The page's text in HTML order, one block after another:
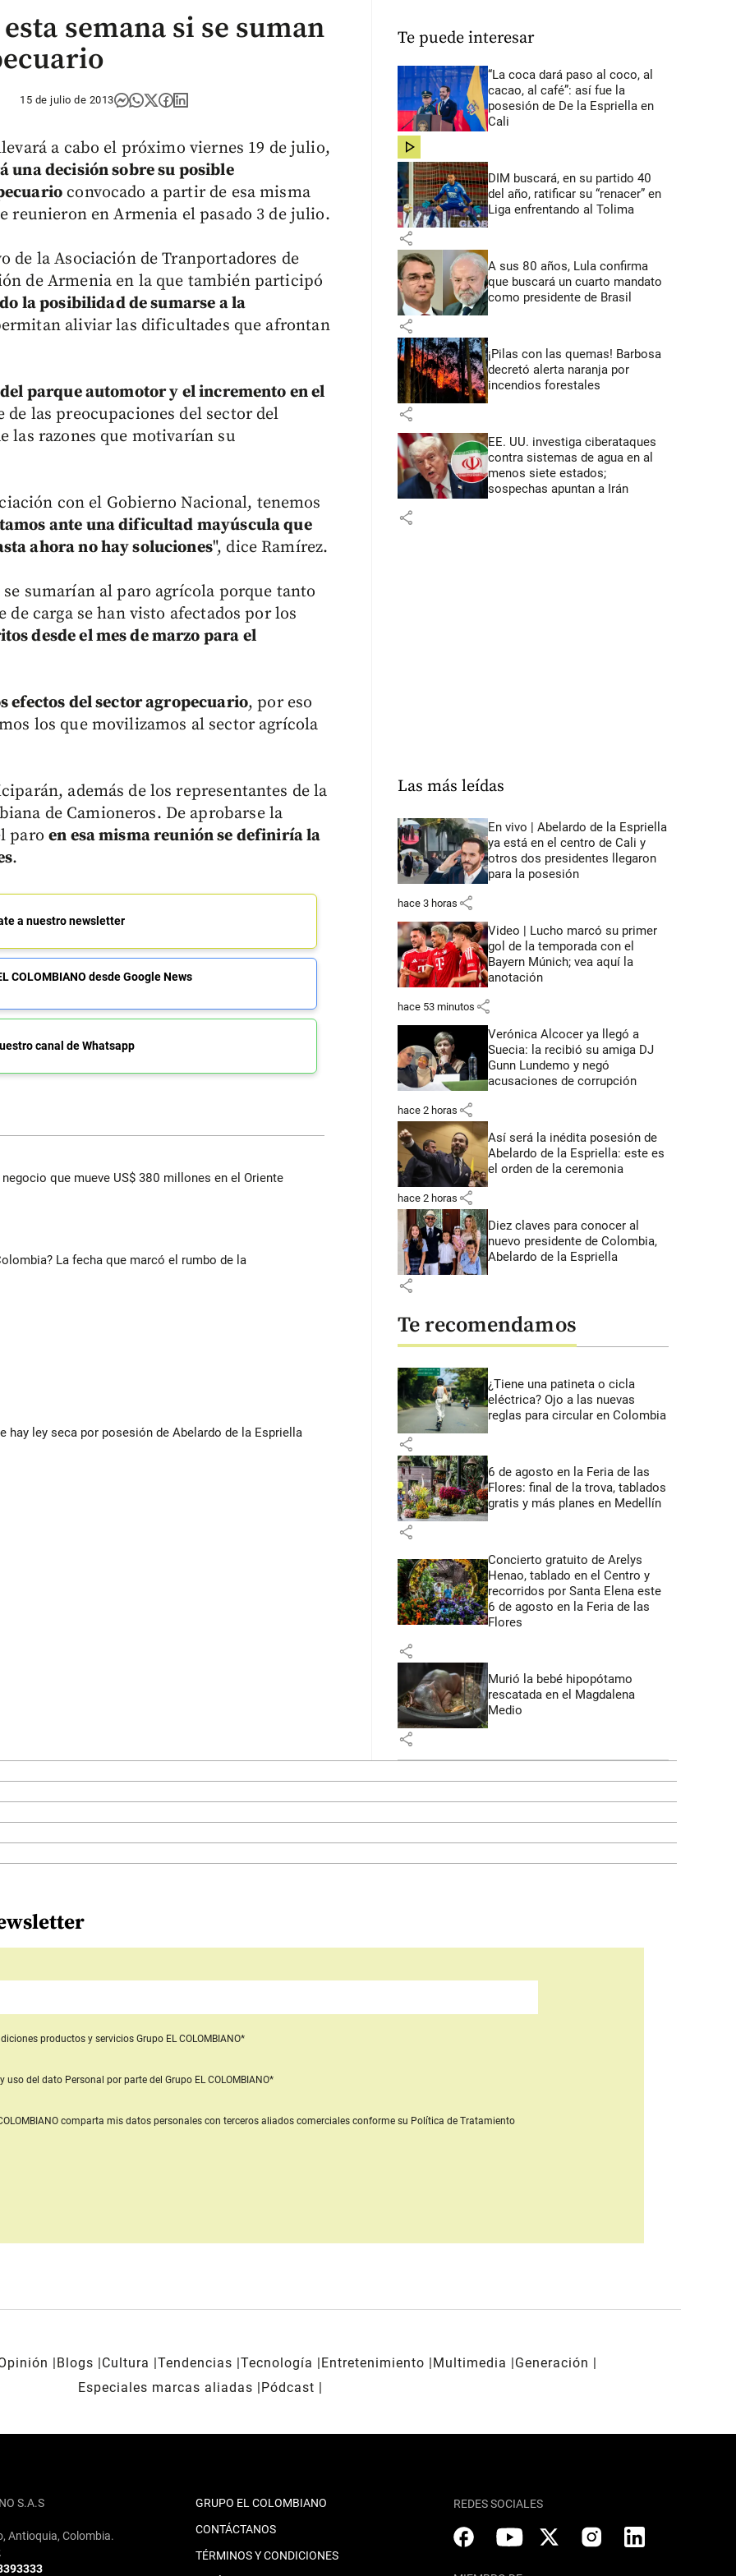
semana si se suman
15 de julio de 2013
a cabo el próximo viernes 19 de julio,
una decisión sobre su posible
convocado a partir de esa misma
reunieron en Armenia el pasado 3 de julio.
la Asociación de Tranportadores de
de Armenia en la que también participó
la posibilidad de sumarse a la
aliviar las dificultades que afrontan
parque automotor y el incremento en el
de las preocupaciones del sector del
las razones que motivarían su
con el Gobierno Nacional, tenemos
ante una dificultad mayúscula que
ahora no hay soluciones", dice Ramírez.
sumarían al paro agrícola porque tanto
carga se han visto afectados por los
desde el mes de marzo para el
efectos del sector agropecuario, por eso
los que movilizamos al sector agrícola
además de los representantes de la
de Camioneros. De aprobarse la
paroen esa misma reunión se definiría la
.
a nuestro newsletter
COLOMBIANO desde Google News
canal de Whatsapp
que mueve US$ 380 millones en el Oriente
La fecha que marcó el rumbo de la
hay ley seca por posesión de Abelardo de la Espriella
Te puede interesar
“La coca dará paso al coco, al
cacao, al café”: así fue la
posesión de De la Espriella en
Cali
share
DIM buscará, en su partido 40
del año, ratificar su “renacer” en
Liga enfrentando al Tolima
share
A sus 80 años, Lula confirma
que buscará un cuarto mandato
como presidente de Brasil
share
¡Pilas con las quemas! Barbosa
decretó alerta naranja por
incendios forestales
share
EE. UU. investiga ciberataques
contra sistemas de agua en al
menos siete estados;
sospechas apuntan a Irán
share
Las más leídas
En vivo | Abelardo de la Espriella
ya está en el centro de Cali y
otros dos presidentes llegaron
para la posesión
hace 3 horas share
Video | Lucho marcó su primer
gol de la temporada con el
Bayern Múnich; vea aquí la
anotación
hace 53 minutos share
Verónica Alcocer ya llegó a
Suecia: la recibió su amiga DJ
Gunn Lundemo y negó
acusaciones de corrupción
hace 2 horas share
Así será la inédita posesión de
Abelardo de la Espriella: este es
el orden de la ceremonia
hace 2 horas share
Diez claves para conocer al
nuevo presidente de Colombia,
Abelardo de la Espriella
share
Te recomendamos
¿Tiene una patineta o cicla
eléctrica? Ojo a las nuevas
reglas para circular en Colombia
share
6 de agosto en la Feria de las
Flores: final de la trova, tablados
gratis y más planes en Medellín
share
Concierto gratuito de Arelys
Henao, tablado en el Centro y
recorridos por Santa Elena este
6 de agosto en la Feria de las
Flores
share
Murió la bebé hipopótamo
rescatada en el Magdalena
Medio
share
productos y servicios Grupo EL COLOMBIANO*
uso del dato Personal por parte del Grupo EL COLOMBIANO*
comparta mis datos personales con terceros aliados comercialesconforme su Política de Tratamiento
Blogs Cultura Tendencias Tecnología Entretenimiento Multimedia
Generación
Especiales marcas aliadas
Pódcast
S.A.S
Antioquia, Colombia.
GRUPO EL COLOMBIANO
CONTÁCTANOS
TÉRMINOS Y CONDICIONES
REDES SOCIALES